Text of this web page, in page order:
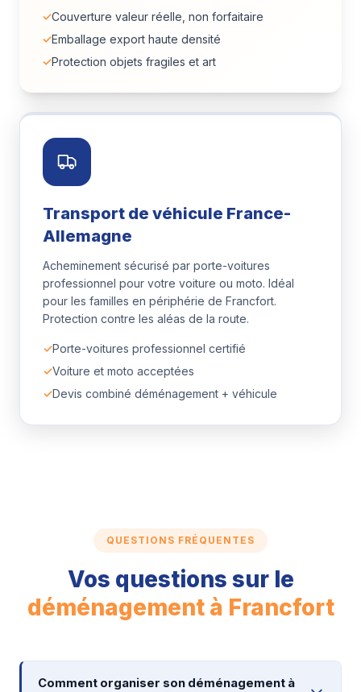
✓Couverture valeur réelle, non forfaitaire
✓Emballage export haute densité
✓Protection objets fragiles et art
Transport de véhicule France-
Allemagne
Acheminement sécurisé par porte-voitures
professionnel pour votre voiture ou moto. Idéal
pour les familles en périphérie de Francfort.
Protection contre les aléas de la route.
✓Porte-voitures professionnel certifié
✓Voiture et moto acceptées
✓Devis combiné déménagement + véhicule
QUESTIONS FRÉQUENTES
Vos questions sur le
déménagement à Francfort
Comment organiser son déménagement à